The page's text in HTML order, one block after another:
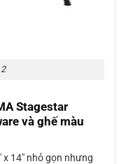
Stagestar
và ghế màu
14″ nhỏ gọn nhưng